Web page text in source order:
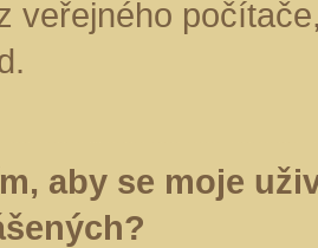
veřejného
aby se moje